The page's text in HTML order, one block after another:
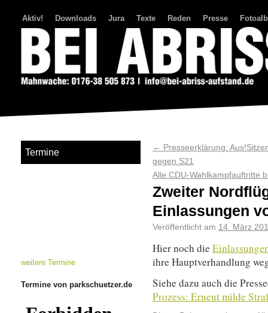
Aktiv! Downloads Jura Texte Reden Presse
← Presseerklärung:
gegen S21
Alle CDU-Wahlkampfauftritte
Zweiter
Einlassungen
Veröffentlicht am 14. März
Hier noch die
ihre Hauptverhandlung
Siehe dazu auch die
Prozess: Erneut milde
Termine
weitere Termine
Termine von parkschuetzer.de